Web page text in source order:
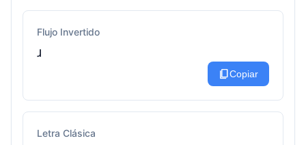
Flujo Invertido
ɹ
content_copyCopiar
Letra Clásica